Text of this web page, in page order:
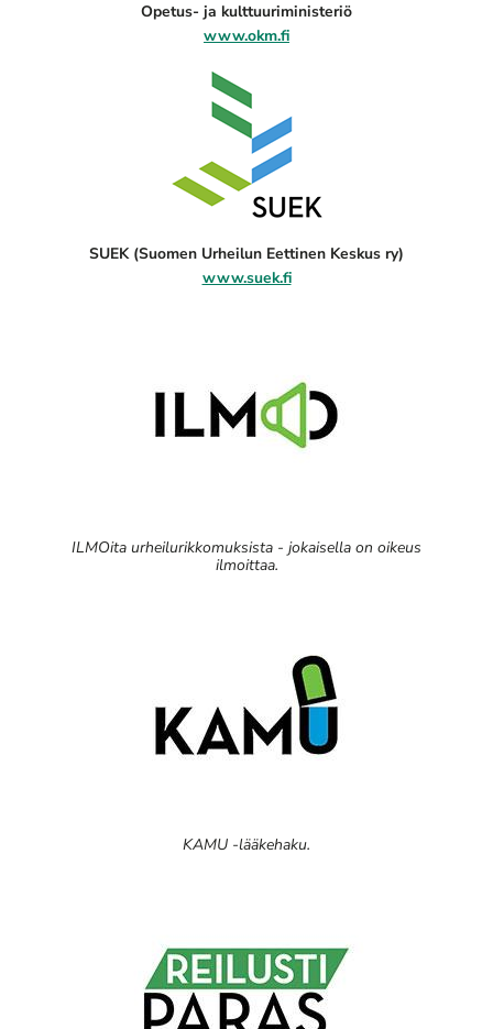
Opetus- ja kulttuuriministeriö
www.okm.fi
SUEK (Suomen Urheilun Eettinen Keskus ry)
www.suek.fi
ILMOita urheilurikkomuksista - jokaisella on oikeus
ilmoittaa.
KAMU -lääkehaku.